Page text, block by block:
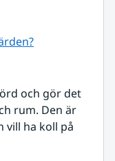
och gör det
rum. Den är
vill ha koll på